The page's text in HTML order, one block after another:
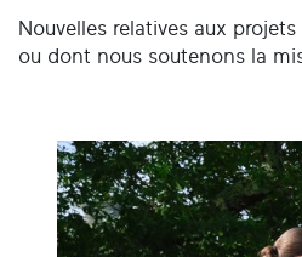
Nouvelles relatives aux
ou dont nous soutenons la